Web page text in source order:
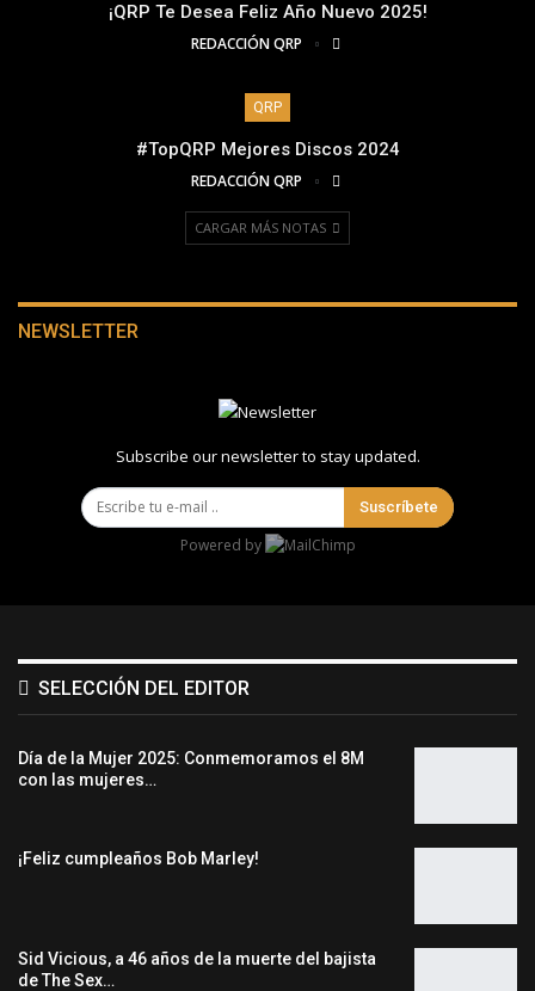
¡QRP Te Desea Feliz Año Nuevo 2025!
REDACCIÓN QRP
QRP
#TopQRP Mejores Discos 2024
REDACCIÓN QRP
CARGAR MÁS NOTAS
NEWSLETTER
Subscribe our newsletter to stay updated.
Suscríbete
Powered by
SELECCIÓN DEL EDITOR
Día de la Mujer 2025: Conmemoramos el 8M
con las mujeres…
¡Feliz cumpleaños Bob Marley!
Sid Vicious, a 46 años de la muerte del bajista
de The Sex…